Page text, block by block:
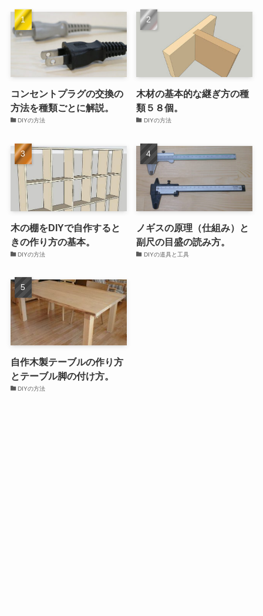
コンセントプラグの交換の
方法を種類ごとに解説。
DIYの方法
木材の基本的な継ぎ方の種
類５８個。
DIYの方法
木の棚をDIYで自作すると
きの作り方の基本。
DIYの方法
ノギスの原理（仕組み）と
副尺の目盛の読み方。
DIYの道具と工具
自作木製テーブルの作り方
とテーブル脚の付け方。
DIYの方法